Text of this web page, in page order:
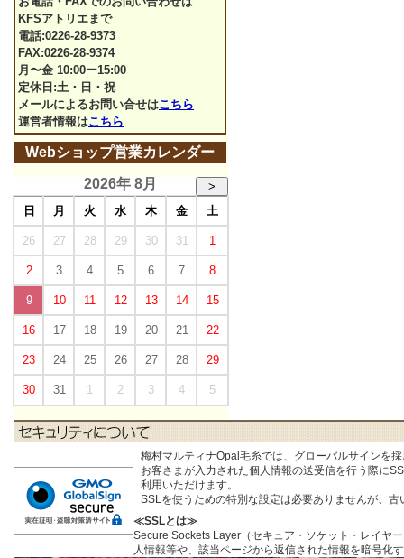
KFSアトリエまで
電話:0226-28-9373
FAX:0226-28-9374
月〜金 10:00ー15:00
定休日:土・日・祝
メールによるお問い合せはこちら
運営者情報はこちら
Webショップ営業カレンダー
2026年 8月
>
日
月 火 水 木 金 土
26 27 28 29 30 31 1
2 3 4 5 6 7 8
9 10 11 12 13 14 15
16 17 18 19 20 21 22
23 24 25 26 27 28 29
30 31 1 2 3 4 5
梅村マルティナOpal毛糸では、グローバルサインを
お客さまが入力された個人情報の送受信を行う際に
利用いただけます。
SSLを使うための特別な設定は必要ありませんが、
≪SSLとは≫
Secure Sockets Layer（セキュア・ソケット・レイヤ
人情報等や、該当ページから返信された情報を暗号化